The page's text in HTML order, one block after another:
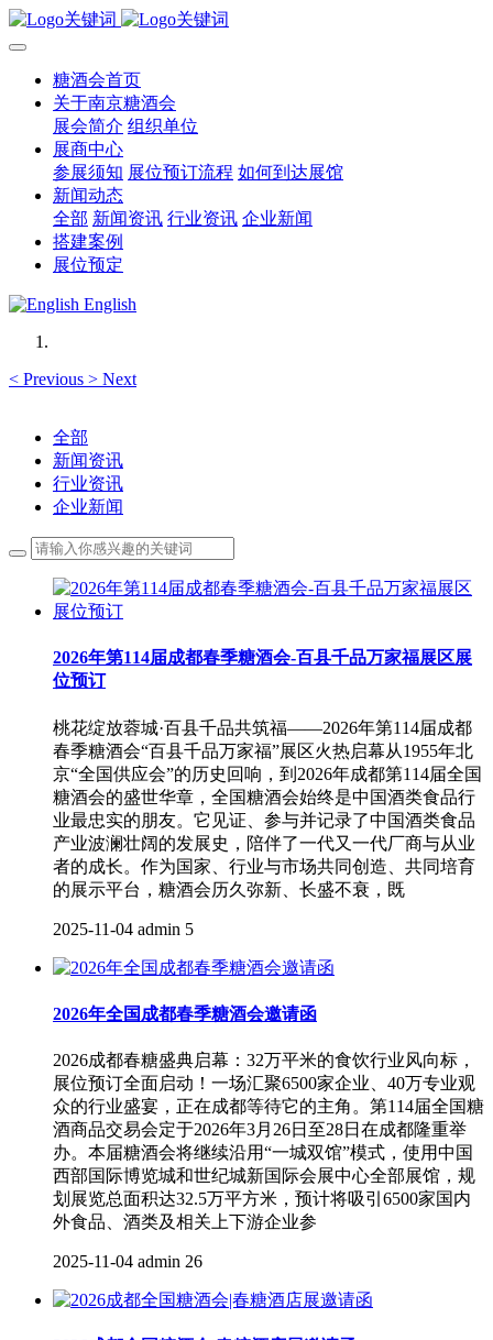
糖酒会首页
关于南京糖酒会
展会简介 组织单位
展商中心
参展须知 展位预订流程 如何到达展馆
新闻动态
全部 新闻资讯 行业资讯 企业新闻
搭建案例
展位预定
English
< Previous > Next
全部
新闻资讯
行业资讯
企业新闻
2026年第114届成都春季糖酒会-百县千品万家福展区展
位预订
桃花绽放蓉城·百县千品共筑福——2026年第114届成都
春季糖酒会“百县千品万家福”展区火热启幕从1955年北
京“全国供应会”的历史回响，到2026年成都第114届全国
糖酒会的盛世华章，全国糖酒会始终是中国酒类食品行
业最忠实的朋友。它见证、参与并记录了中国酒类食品
产业波澜壮阔的发展史，陪伴了一代又一代厂商与从业
者的成长。作为国家、行业与市场共同创造、共同培育
的展示平台，糖酒会历久弥新、长盛不衰，既
2025-11-04 admin 5
2026年全国成都春季糖酒会邀请函
2026成都春糖盛典启幕：32万平米的食饮行业风向标，
展位预订全面启动！一场汇聚6500家企业、40万专业观
众的行业盛宴，正在成都等待它的主角。第114届全国糖
酒商品交易会定于2026年3月26日至28日在成都隆重举
办。本届糖酒会将继续沿用“一城双馆”模式，使用中国
西部国际博览城和世纪城新国际会展中心全部展馆，规
划展览总面积达32.5万平方米，预计将吸引6500家国内
外食品、酒类及相关上下游企业参
2025-11-04 admin 26